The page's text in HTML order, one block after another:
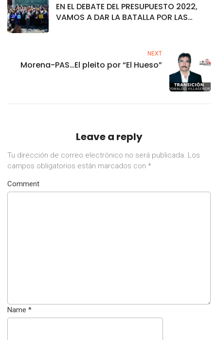
EN EL DEBATE DEL PRESUPUESTO 2022,
VAMOS A DAR LA BATALLA POR LAS
NEXT
Morena-PAS…El pleito por “El Hueso”
Leave a reply
Tu dirección de correo electrónico no será publicada. Los
campos obligatorios están marcados con *
Comment
Name *